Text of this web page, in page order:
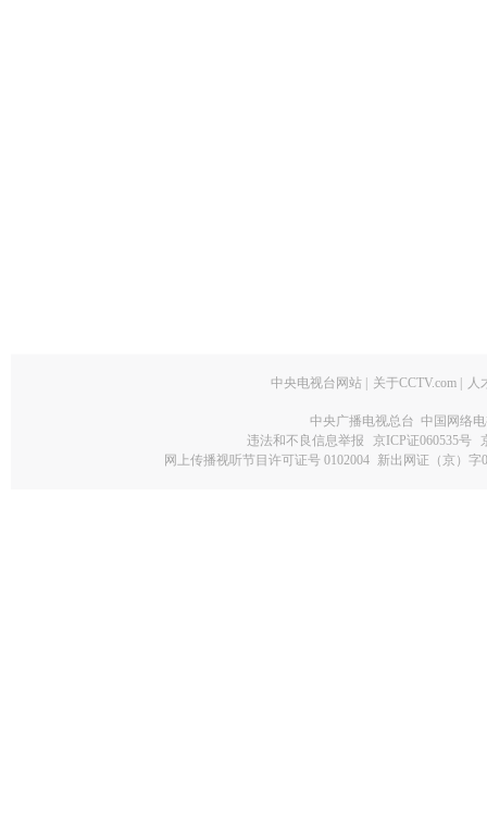
中央电视台网站 关于CCTV.com 人
中央广播电视总台 中国网络
违法和不良信息举报
京ICP证060535号
网上传播视听节目许可证号 0102004 新出网证（京）